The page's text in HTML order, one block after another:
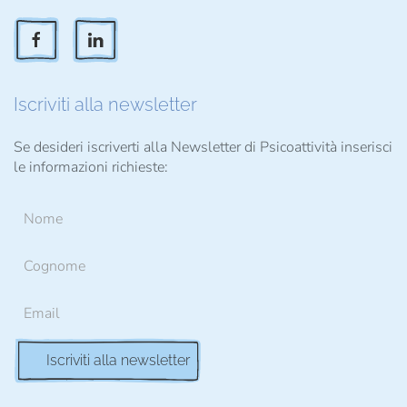
Iscriviti alla newsletter
Se desideri iscriverti alla Newsletter di Psicoattività inserisci
le informazioni richieste: